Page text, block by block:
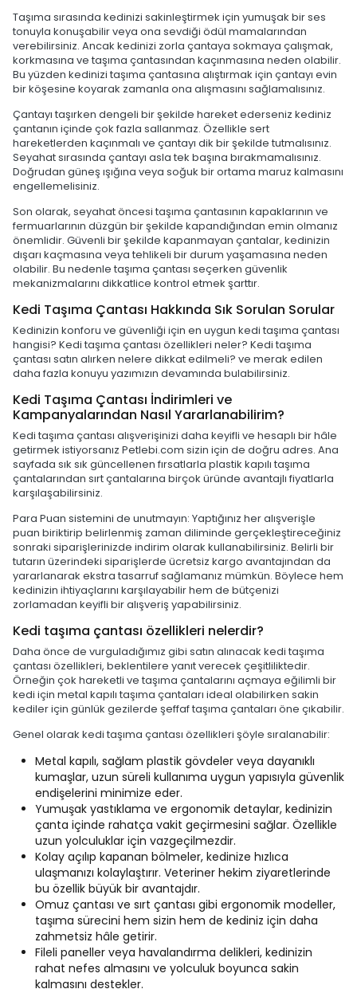
Taşıma sırasında kedinizi sakinleştirmek için yumuşak bir ses
tonuyla konuşabilir veya ona sevdiği ödül mamalarından
verebilirsiniz. Ancak kedinizi zorla çantaya sokmaya çalışmak,
korkmasına ve taşıma çantasından kaçınmasına neden olabilir.
Bu yüzden kedinizi taşıma çantasına alıştırmak için çantayı evin
bir köşesine koyarak zamanla ona alışmasını sağlamalısınız.
Çantayı taşırken dengeli bir şekilde hareket ederseniz kediniz
çantanın içinde çok fazla sallanmaz. Özellikle sert
hareketlerden kaçınmalı ve çantayı dik bir şekilde tutmalısınız.
Seyahat sırasında çantayı asla tek başına bırakmamalısınız.
Doğrudan güneş ışığına veya soğuk bir ortama maruz kalmasını
engellemelisiniz.
Son olarak, seyahat öncesi taşıma çantasının kapaklarının ve
fermuarlarının düzgün bir şekilde kapandığından emin olmanız
önemlidir. Güvenli bir şekilde kapanmayan çantalar, kedinizin
dışarı kaçmasına veya tehlikeli bir durum yaşamasına neden
olabilir. Bu nedenle taşıma çantası seçerken güvenlik
mekanizmalarını dikkatlice kontrol etmek şarttır.
Kedi Taşıma Çantası Hakkında Sık Sorulan Sorular
Kedinizin konforu ve güvenliği için en uygun kedi taşıma çantası
hangisi? Kedi taşıma çantası özellikleri neler? Kedi taşıma
çantası satın alırken nelere dikkat edilmeli? ve merak edilen
daha fazla konuyu yazımızın devamında bulabilirsiniz.
Kedi Taşıma Çantası İndirimleri ve
Kampanyalarından Nasıl Yararlanabilirim?
Kedi taşıma çantası alışverişinizi daha keyifli ve hesaplı bir hâle
getirmek istiyorsanız Petlebi.com sizin için de doğru adres. Ana
sayfada sık sık güncellenen fırsatlarla plastik kapılı taşıma
çantalarından sırt çantalarına birçok üründe avantajlı fiyatlarla
karşılaşabilirsiniz.
Para Puan sistemini de unutmayın: Yaptığınız her alışverişle
puan biriktirip belirlenmiş zaman diliminde gerçekleştireceğiniz
sonraki siparişlerinizde indirim olarak kullanabilirsiniz. Belirli bir
tutarın üzerindeki siparişlerde ücretsiz kargo avantajından da
yararlanarak ekstra tasarruf sağlamanız mümkün. Böylece hem
kedinizin ihtiyaçlarını karşılayabilir hem de bütçenizi
zorlamadan keyifli bir alışveriş yapabilirsiniz.
Kedi taşıma çantası özellikleri nelerdir?
Daha önce de vurguladığımız gibi satın alınacak kedi taşıma
çantası özellikleri, beklentilere yanıt verecek çeşitliliktedir.
Örneğin çok hareketli ve taşıma çantalarını açmaya eğilimli bir
kedi için metal kapılı taşıma çantaları ideal olabilirken sakin
kediler için günlük gezilerde şeffaf taşıma çantaları öne çıkabilir.
Genel olarak kedi taşıma çantası özellikleri şöyle sıralanabilir:
Metal kapılı, sağlam plastik gövdeler veya dayanıklı
kumaşlar, uzun süreli kullanıma uygun yapısıyla güvenlik
endişelerini minimize eder.
Yumuşak yastıklama ve ergonomik detaylar, kedinizin
çanta içinde rahatça vakit geçirmesini sağlar. Özellikle
uzun yolculuklar için vazgeçilmezdir.
Kolay açılıp kapanan bölmeler, kedinize hızlıca
ulaşmanızı kolaylaştırır. Veteriner hekim ziyaretlerinde
bu özellik büyük bir avantajdır.
Omuz çantası ve sırt çantası gibi ergonomik modeller,
taşıma sürecini hem sizin hem de kediniz için daha
zahmetsiz hâle getirir.
Fileli paneller veya havalandırma delikleri, kedinizin
rahat nefes almasını ve yolculuk boyunca sakin
kalmasını destekler.